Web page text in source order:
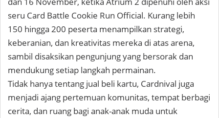
seru Card Battle Cookie Run Official. Kurang lebih
150 hingga 200 peserta menampilkan strategi,
keberanian, dan kreativitas mereka di atas arena,
sambil disaksikan pengunjung yang bersorak dan
mendukung setiap langkah permainan.
Tidak hanya tentang jual beli kartu, Cardnival juga
menjadi ajang pertemuan komunitas, tempat berbagi
cerita, dan ruang bagi anak-anak muda untuk